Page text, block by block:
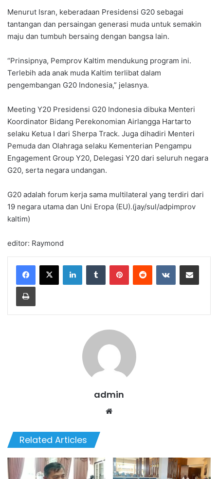
Menurut Isran, keberadaan Presidensi G20 sebagai
tantangan dan persaingan generasi muda untuk semakin
maju dan tumbuh bersaing dengan bangsa lain.
“Prinsipnya, Pemprov Kaltim mendukung program ini.
Terlebih ada anak muda Kaltim terlibat dalam
pengembangan G20 Indonesia,” jelasnya.
Meeting Y20 Presidensi G20 Indonesia dibuka Menteri
Koordinator Bidang Perekonomian Airlangga Hartarto
selaku Ketua I dari Sherpa Track. Juga dihadiri Menteri
Pemuda dan Olahraga selaku Kementerian Pengampu
Engagement Group Y20, Delegasi Y20 dari seluruh negara
G20, serta negara undangan.
G20 adalah forum kerja sama multilateral yang terdiri dari
19 negara utama dan Uni Eropa (EU).(jay/sul/adpimprov
kaltim)
editor: Raymond
LinkedInTumblr PinterestReddit VKontakteShare via Email
Print
admin
Related Articles